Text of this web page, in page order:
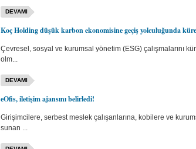
DEVAMI
Koç Holding düşük karbon ekonomisine geçiş yolculuğunda
Çevresel, sosyal ve kurumsal yönetim (ESG) çalışmalarını
olm...
DEVAMI
eOfis, iletişim ajansını belirledi!
Girişimcilere, serbest meslek çalışanlarına, kobilere ve
sunan ...